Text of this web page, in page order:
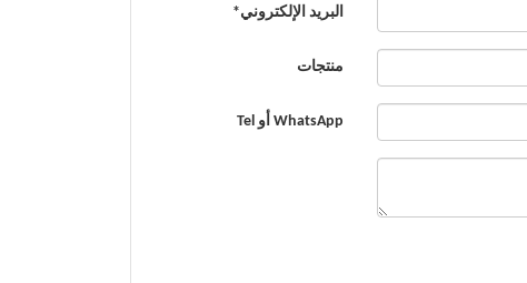
البريد الإلكتروني*
منتجات
WhatsApp أو Tel